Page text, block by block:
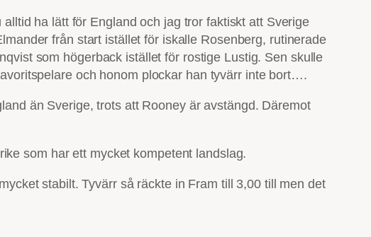
ha lätt för England och jag tror faktiskt att Sverige
från start istället för iskalle Rosenberg, rutinerade
som högerback istället för rostige Lustig. Sen skulle
och honom plockar han tyvärr inte bort….
än Sverige, trots att Rooney är avstängd. Däremot
som har ett mycket kompetent landslag.
stabilt. Tyvärr så räckte in Fram till 3,00 till men det